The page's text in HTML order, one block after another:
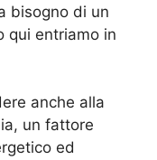
bisogno di un
qui entriamo in
anche alla
un fattore
ed